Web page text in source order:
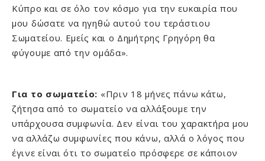
Κύπρο και σε όλο τον κόσμο για την ευκαιρία που
μου δώσατε να ηγηθώ αυτού του τεράστιου
Σωματείου. Εμείς και ο Δημήτρης Γρηγόρη θα
φύγουμε από την ομάδα».
Για το σωματείο: «Πριν 18 μήνες πάνω κάτω,
ζήτησα από το σωματείο να αλλάξουμε την
υπάρχουσα συμφωνία. Δεν είναι του χαρακτήρα μου
να αλλάζω συμφωνίες που κάνω, αλλά ο λόγος που
έγινε είναι ότι το σωματείο πρόσφερε σε κάποιον